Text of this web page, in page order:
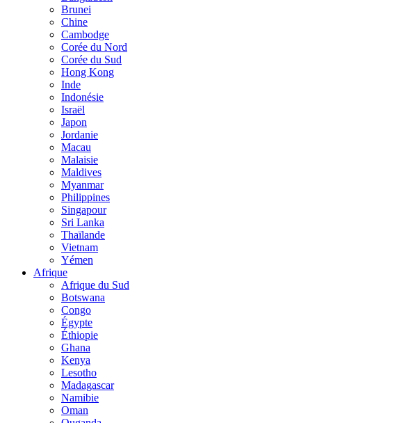
Brunei
Chine
Cambodge
Corée du Nord
Corée du Sud
Hong Kong
Inde
Indonésie
Israël
Japon
Jordanie
Macau
Malaisie
Maldives
Myanmar
Philippines
Singapour
Sri Lanka
Thaïlande
Vietnam
Yémen
Afrique
Afrique du Sud
Botswana
Congo
Égypte
Éthiopie
Ghana
Kenya
Lesotho
Madagascar
Namibie
Oman